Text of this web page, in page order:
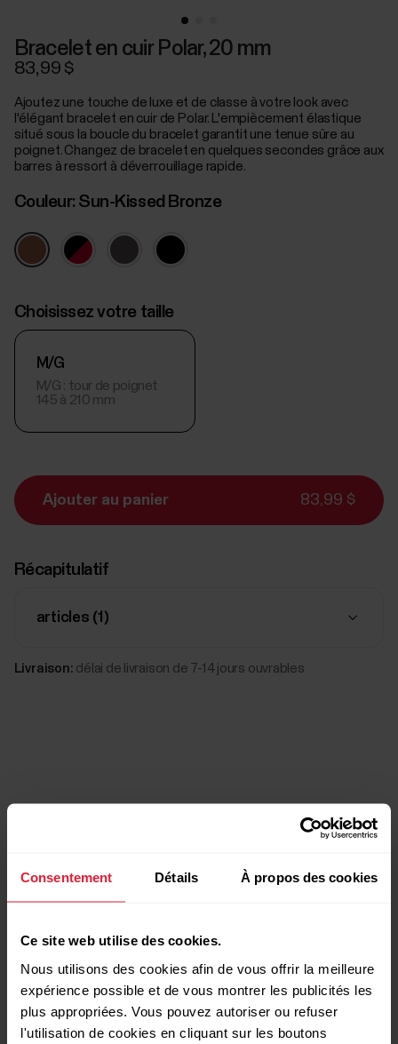
Consentement Détails À propos des cookies
Ce site web utilise des cookies.
Nous utilisons des cookies afin de vous offrir la meilleure
expérience possible et de vous montrer les publicités les
plus appropriées. Vous pouvez autoriser ou refuser
l'utilisation de cookies en cliquant sur les boutons
Bracelet en cuir Polar, 20 mm
83,99 $
Ajoutez une touche de luxe et de classe à votre look avec
l'élégant bracelet en cuir de Polar. L'empiècement élastique
situé sous la boucle du bracelet garantit une tenue sûre au
poignet. Changez de bracelet en quelques secondes grâce aux
barres à ressort à déverrouillage rapide.
Couleur: Sun-Kissed Bronze
Choisissez votre taille
M/G
M/G : tour de poignet
145 à 210 mm
Ajouter au panier 83,99 $
Récapitulatif
articles (1 )
Livraison: délai de livraison de 7-14 jours ouvrables
Produits compatibles